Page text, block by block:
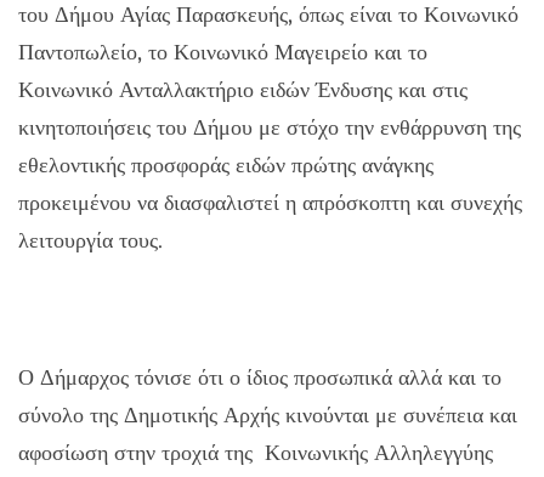
του Δήμου Αγίας Παρασκευής, όπως είναι το Κοινωνικό
Παντοπωλείο, το Κοινωνικό Μαγειρείο και το
Κοινωνικό Ανταλλακτήριο ειδών Ένδυσης και στις
κινητοποιήσεις του Δήμου με στόχο την ενθάρρυνση της
εθελοντικής προσφοράς ειδών πρώτης ανάγκης
προκειμένου να διασφαλιστεί η απρόσκοπτη και συνεχής
λειτουργία τους.
Ο Δήμαρχος τόνισε ότι ο ίδιος προσωπικά αλλά και το
σύνολο της Δημοτικής Αρχής κινούνται με συνέπεια και
αφοσίωση στην τροχιά της Κοινωνικής Αλληλεγγύης